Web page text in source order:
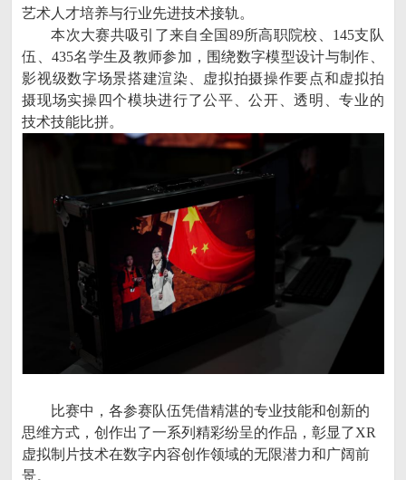
艺术人才培养与行业先进技术接轨。
本次大赛共吸引了来自全国89所高职院校、145支队
伍、435名学生及教师参加，围绕数字模型设计与制作、
影视级数字场景搭建渲染、虚拟拍摄操作要点和虚拟拍
摄现场实操四个模块进行了公平、公开、透明、专业的
技术技能比拼。
比赛中，各参赛队伍凭借精湛的专业技能和创新的
思维方式，创作出了一系列精彩纷呈的作品，彰显了XR
虚拟制片技术在数字内容创作领域的无限潜力和广阔前
景。